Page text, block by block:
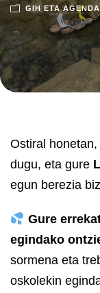
GIH ETA
Ostiral honetan,
dugu, eta gure
egun berezia
Gure
egindako
sormena eta
oskolekin